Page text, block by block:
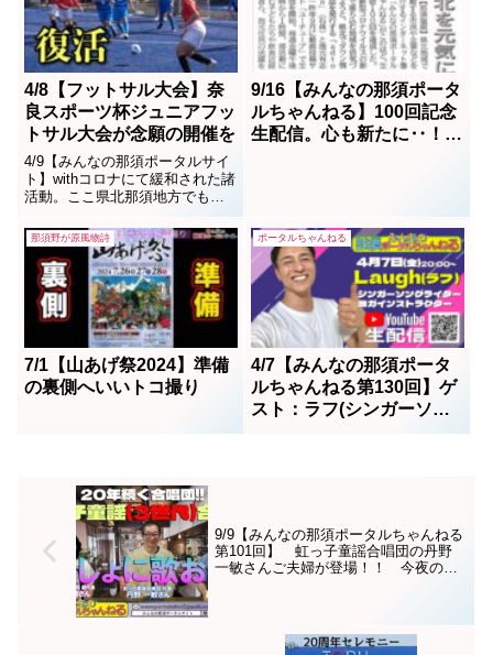
4/8【フットサル大会】奈
良スポーツ杯ジュニアフッ
トサル大会が念願の開催を
4/9【みんなの那須ポータルサイ
ト】withコロナにて緩和された諸
活動。ここ県北那須地方でも
今回は奈良スポーツ杯フットサ
ル大会を取材した。#フットサル
9/16【みんなの那須ポータ
ルちゃんねる】100回記念
生配信。心も新たに‥！ス
那須野が原風物詩
7/1【山あげ祭2024】準備
の裏側へいいトコ撮り
ポータルちゃんねる
4/7【みんなの那須ポータ
ルちゃんねる第130回】ゲ
スト：ラフ(シンガーソン
グライター）MCかをりん
9/9【みんなの那須ポータルちゃんねる
第101回】 虹っ子童謡合唱団の丹野
一敏さんご夫婦が登場！！ 今夜のMC